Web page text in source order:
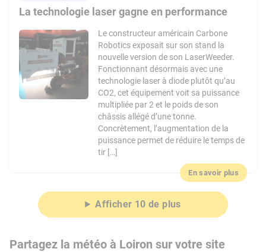
La technologie laser gagne en performance
Le constructeur américain Carbone
Robotics exposait sur son stand la
nouvelle version de son LaserWeeder.
Fonctionnant désormais avec une
technologie laser à diode plutôt qu’au
CO2, cet équipement voit sa puissance
multipliée par 2 et le poids de son
châssis allégé d’une tonne.
Concrètement, l’augmentation de la
puissance permet de réduire le temps de
tir […]
En savoir plus
Afficher 10 de plus
Partagez la météo à Loiron sur votre site